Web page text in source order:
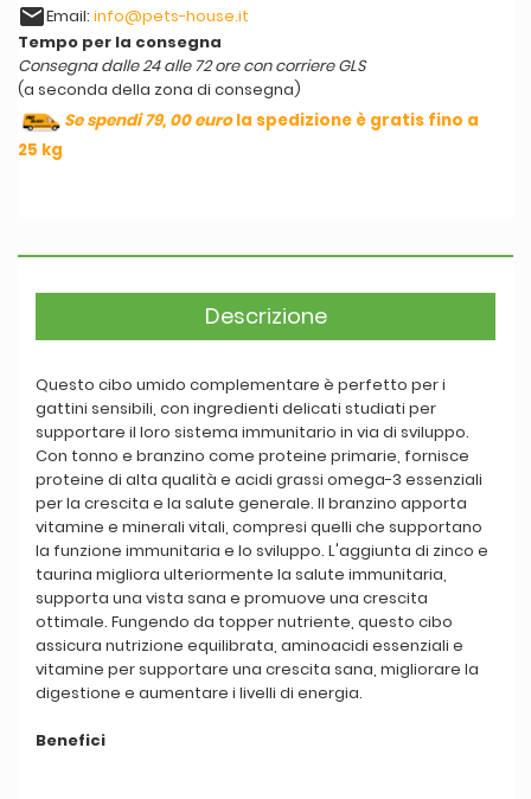
emailEmail: info@pets-house.it
Tempo per la consegna
Consegna dalle 24 alle 72 ore con corriere GLS
(a seconda della zona di consegna)
Se spendi 79, 00 eurola spedizione è gratis fino a
25 kg
Descrizione
Questo cibo umido complementare è perfetto per i
gattini sensibili, con ingredienti delicati studiati per
supportare il loro sistema immunitario in via di sviluppo.
Con tonno e branzino come proteine primarie, fornisce
proteine di alta qualità e acidi grassi omega-3 essenziali
per la crescita e la salute generale. Il branzino apporta
vitamine e minerali vitali, compresi quelli che supportano
la funzione immunitaria e lo sviluppo. L'aggiunta di zinco e
taurina migliora ulteriormente la salute immunitaria,
supporta una vista sana e promuove una crescita
ottimale. Fungendo da topper nutriente, questo cibo
assicura nutrizione equilibrata, aminoacidi essenziali e
vitamine per supportare una crescita sana, migliorare la
digestione e aumentare i livelli di energia.
Benefici